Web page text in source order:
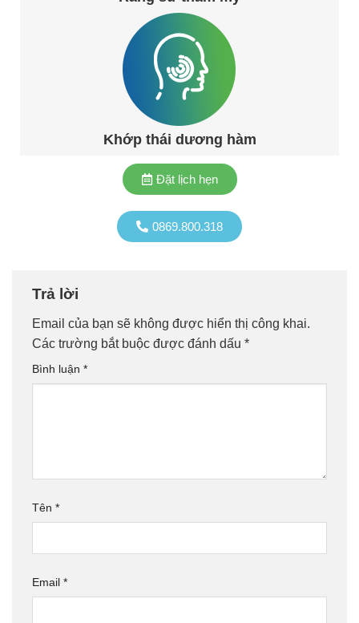
Khớp thái dương hàm
0869.800.318
Đặt lịch hẹn
Trả lời
Email của bạn sẽ không được hiển thị công khai.
Các trường bắt buộc được đánh dấu *
Bình luận *
Tên *
Email *